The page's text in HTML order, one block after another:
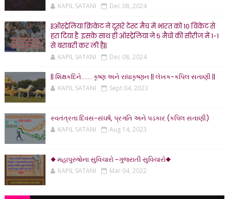
KAPIL SATANI Dec 08, 2024
||ऑस्ट्रेलिया क्रिकेट ने दूसरे टेस्ट मैच में भारत को 10 विकेट से
हरा दिया है. इसके साथ ही ऑस्ट्रेलिया ने 5 मैचों की सीरीज में 1-1
से बराबरी कर ली है||
KAPIL SATANI Dec 08, 2024
|| શિક્ષકદિને....... કૃષ્ણ અને રાધાકૃષ્ણન || લેખક-કપિલ સતાણી ||
KAPIL SATANI Sept 04, 2023
સ્વતંત્રતા દિવસ-સંઘર્ષ, પ્રગતિ અને પડકાર.(કપિલ સતાણી)
KAPIL SATANI Aug 14, 2023
◆ મહાપુરુષોના સુવિચારો -ગુજરાતી સુવિચારો◆
KAPIL SATANI Mar 04, 2022